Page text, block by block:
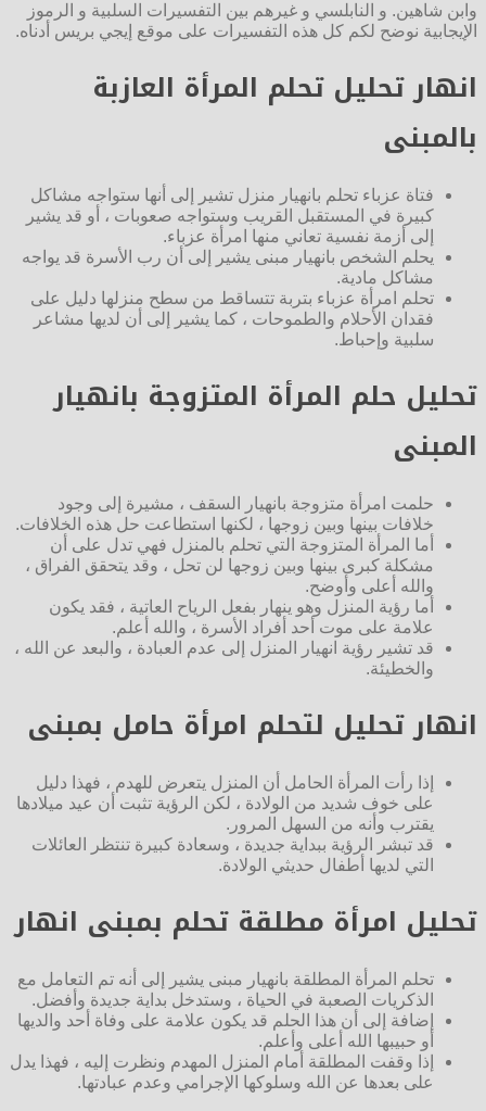
وابن شاهين. و النابلسي و غيرهم بين التفسيرات السلبية و الرموز
الإيجابية نوضح لكم كل هذه التفسيرات على موقع إيجي بريس أدناه.
انهار تحليل تحلم المرأة العازبة
بالمبنى
فتاة عزباء تحلم بانهيار منزل تشير إلى أنها ستواجه مشاكل
كبيرة في المستقبل القريب وستواجه صعوبات ، أو قد يشير
إلى أزمة نفسية تعاني منها امرأة عزباء.
يحلم الشخص بانهيار مبنى يشير إلى أن رب الأسرة قد يواجه
مشاكل مادية.
تحلم امرأة عزباء بتربة تتساقط من سطح منزلها دليل على
فقدان الأحلام والطموحات ، كما يشير إلى أن لديها مشاعر
سلبية وإحباط.
تحليل حلم المرأة المتزوجة بانهيار
المبنى
حلمت امرأة متزوجة بانهيار السقف ، مشيرة إلى وجود
خلافات بينها وبين زوجها ، لكنها استطاعت حل هذه الخلافات.
أما المرأة المتزوجة التي تحلم بالمنزل فهي تدل على أن
مشكلة كبرى بينها وبين زوجها لن تحل ، وقد يتحقق الفراق ،
والله أعلى وأوضح.
أما رؤية المنزل وهو ينهار بفعل الرياح العاتية ، فقد يكون
علامة على موت أحد أفراد الأسرة ، والله أعلم.
قد تشير رؤية انهيار المنزل إلى عدم العبادة ، والبعد عن الله ،
والخطيئة.
انهار تحليل لتحلم امرأة حامل بمبنى
إذا رأت المرأة الحامل أن المنزل يتعرض للهدم ، فهذا دليل
على خوف شديد من الولادة ، لكن الرؤية تثبت أن عيد ميلادها
يقترب وأنه من السهل المرور.
قد تبشر الرؤية ببداية جديدة ، وسعادة كبيرة تنتظر العائلات
التي لديها أطفال حديثي الولادة.
تحليل امرأة مطلقة تحلم بمبنى انهار
تحلم المرأة المطلقة بانهيار مبنى يشير إلى أنه تم التعامل مع
الذكريات الصعبة في الحياة ، وستدخل بداية جديدة وأفضل.
إضافة إلى أن هذا الحلم قد يكون علامة على وفاة أحد والديها
أو حبيبها الله أعلى وأعلم.
إذا وقفت المطلقة أمام المنزل المهدم ونظرت إليه ، فهذا يدل
على بعدها عن الله وسلوكها الإجرامي وعدم عبادتها.